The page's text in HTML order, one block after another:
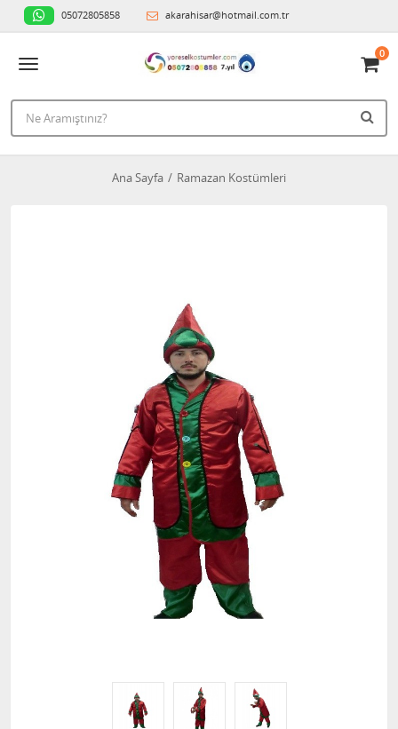
05072805858 akarahisar@hotmail.com.tr
0
Ana Sayfa Ramazan Kostümleri